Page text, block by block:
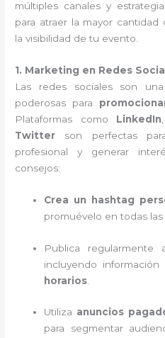
múltiples canales y
para atraer la mayor
la visibilidad de tu evento.
1. Marketing en Redes
Las redes sociales son
poderosas para
Plataformas como LinkedIn
Twitter son perfectas
profesional y generar
consejos:
Crea un hashtag
promuévelo en todas las
Publica regularmente
incluyendo información
horarios
Utiliza anuncios
para segmentar